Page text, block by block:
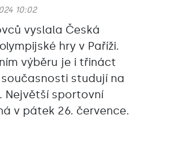
10:02
vyslala Česká
hry v Paříži.
výběru je i třináct
studují na
Největší sportovní
v pátek 26. července.